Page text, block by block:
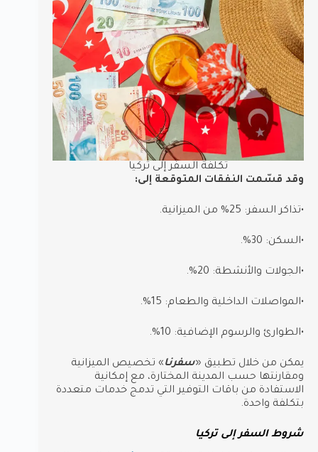
تكلفة السفر إلى تركيا
وقد قسّمت النفقات المتوقعة إلى:
•تذاكر السفر: 25% من الميزانية.
•السكن: 30%.
•الجولات والأنشطة: 20%.
•المواصلات الداخلية والطعام: 15%.
•الطوارئ والرسوم الإضافية: 10%.
يمكن من خلال تطبيق «سفرنا» تخصيص الميزانية
ومقارنتها حسب المدينة المختارة، مع إمكانية
الاستفادة من باقات التوفير التي تدمج خدمات متعددة
بتكلفة واحدة.
شروط السفر إلى تركيا